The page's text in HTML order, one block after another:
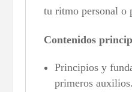
tu ritmo personal o
Contenidos
Principios y
primeros auxilios.